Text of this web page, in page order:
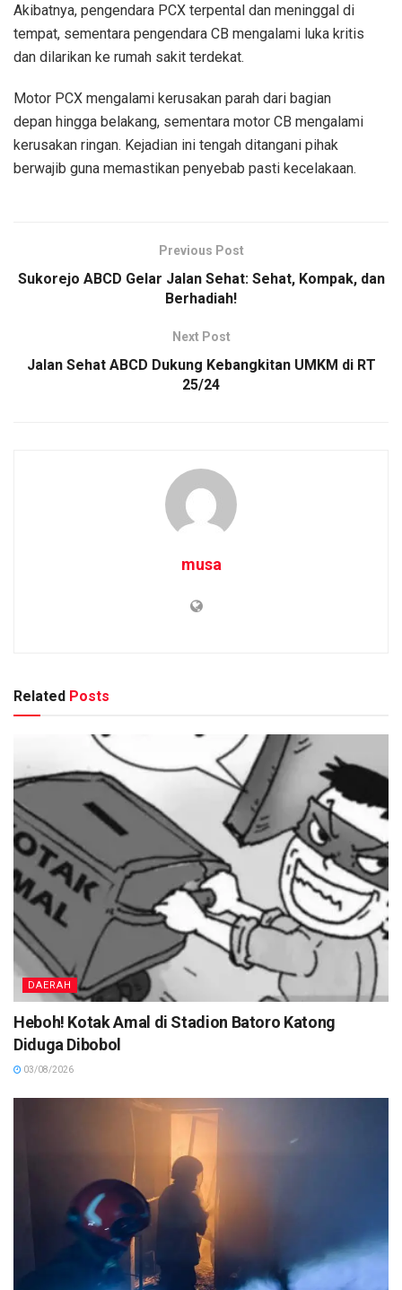
Akibatnya, pengendara PCX terpental dan meninggal di
tempat, sementara pengendara CB mengalami luka kritis
dan dilarikan ke rumah sakit terdekat.
Motor PCX mengalami kerusakan parah dari bagian
depan hingga belakang, sementara motor CB mengalami
kerusakan ringan. Kejadian ini tengah ditangani pihak
berwajib guna memastikan penyebab pasti kecelakaan.
Previous Post
Sukorejo ABCD Gelar Jalan Sehat: Sehat, Kompak, dan
Berhadiah!
Next Post
Jalan Sehat ABCD Dukung Kebangkitan UMKM di RT
25/24
musa
Related Posts
DAERAH
Heboh! Kotak Amal di Stadion Batoro Katong
Diduga Dibobol
03/08/2026